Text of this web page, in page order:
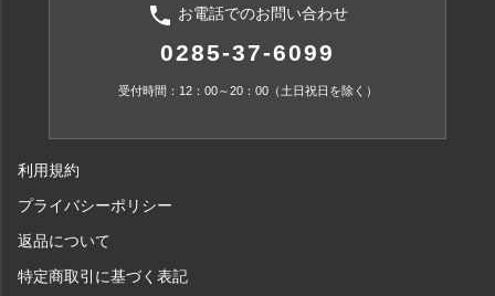
phone お電話でのお問い合わせ
0285-37-6099
受付時間：12：00～20：00（土日祝日を除く）
利用規約
プライバシーポリシー
返品について
特定商取引に基づく表記